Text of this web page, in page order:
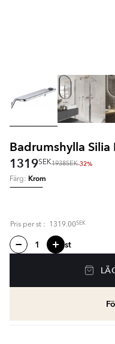
Badrumshylla
1319SEK1938SEK-32%
Färg: Krom
Pris per st : 1319.00SEK
st